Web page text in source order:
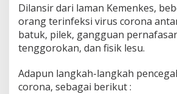
Dilansir dari laman Kemenkes,
orang terinfeksi virus corona
batuk, pilek, gangguan
tenggorokan, dan fisik lesu.
Adapun langkah-langkah
corona, sebagai berikut :